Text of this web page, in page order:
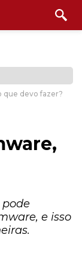
que devo fazer?
e isso